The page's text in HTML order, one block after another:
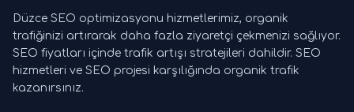
Düzce SEO optimizasyonu hizmetlerimiz, organik
trafiğinizi artırarak daha fazla ziyaretçi çekmenizi sağlıyor.
SEO fiyatları içinde trafik artışı stratejileri dahildir. SEO
hizmetleri ve SEO projesi karşılığında organik trafik
kazanırsınız.